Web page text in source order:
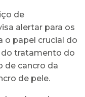
de
alertar para os
o papel crucial do
tratamento do
de cancro da
de pele.